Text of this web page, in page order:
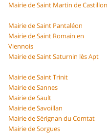
Mairie de Saint Martin de Castillon
Mairie de Saint Pantaléon
Mairie de Saint Romain en
Viennois
Mairie de Saint Saturnin lès Apt
Mairie de Saint Trinit
Mairie de Sannes
Mairie de Sault
Mairie de Savoillan
Mairie de Sérignan du Comtat
Mairie de Sorgues